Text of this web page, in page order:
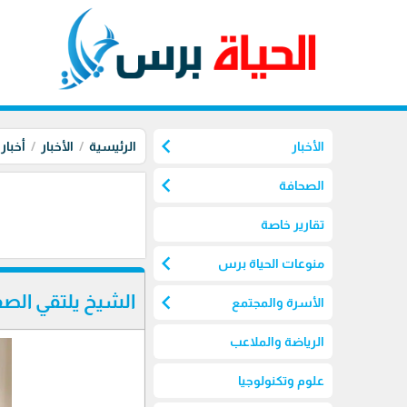
الأخبار chevron_left
الصحافة chevron_left
تقارير خاصة
منوعات الحياة برس chevron_left
الأسرة والمجتمع chevron_left
الرياضة والملاعب
علوم وتكنولوجيا
الرئيسية الأخبار أخبار
الشيخ يلتقي